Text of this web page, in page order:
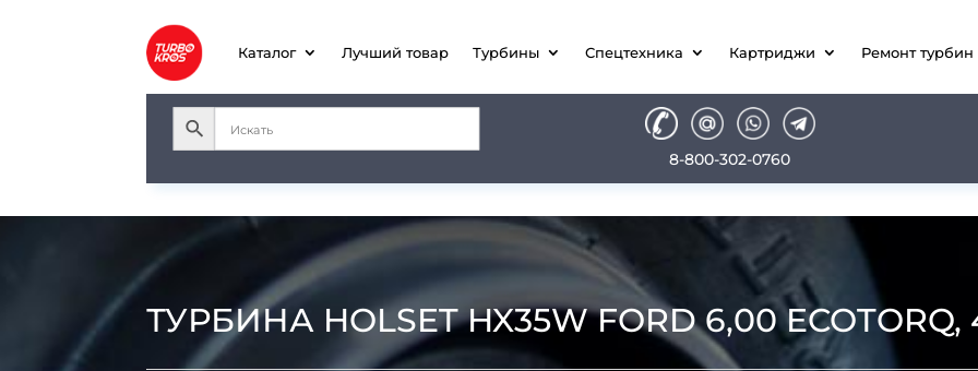
Каталог Лучший товар Турбины Спецтехника Картриджи Ремонт турбин
8-800-302-0760
ТУРБИНА HOLSET HX35W FORD 6,00 ECOTORQ,